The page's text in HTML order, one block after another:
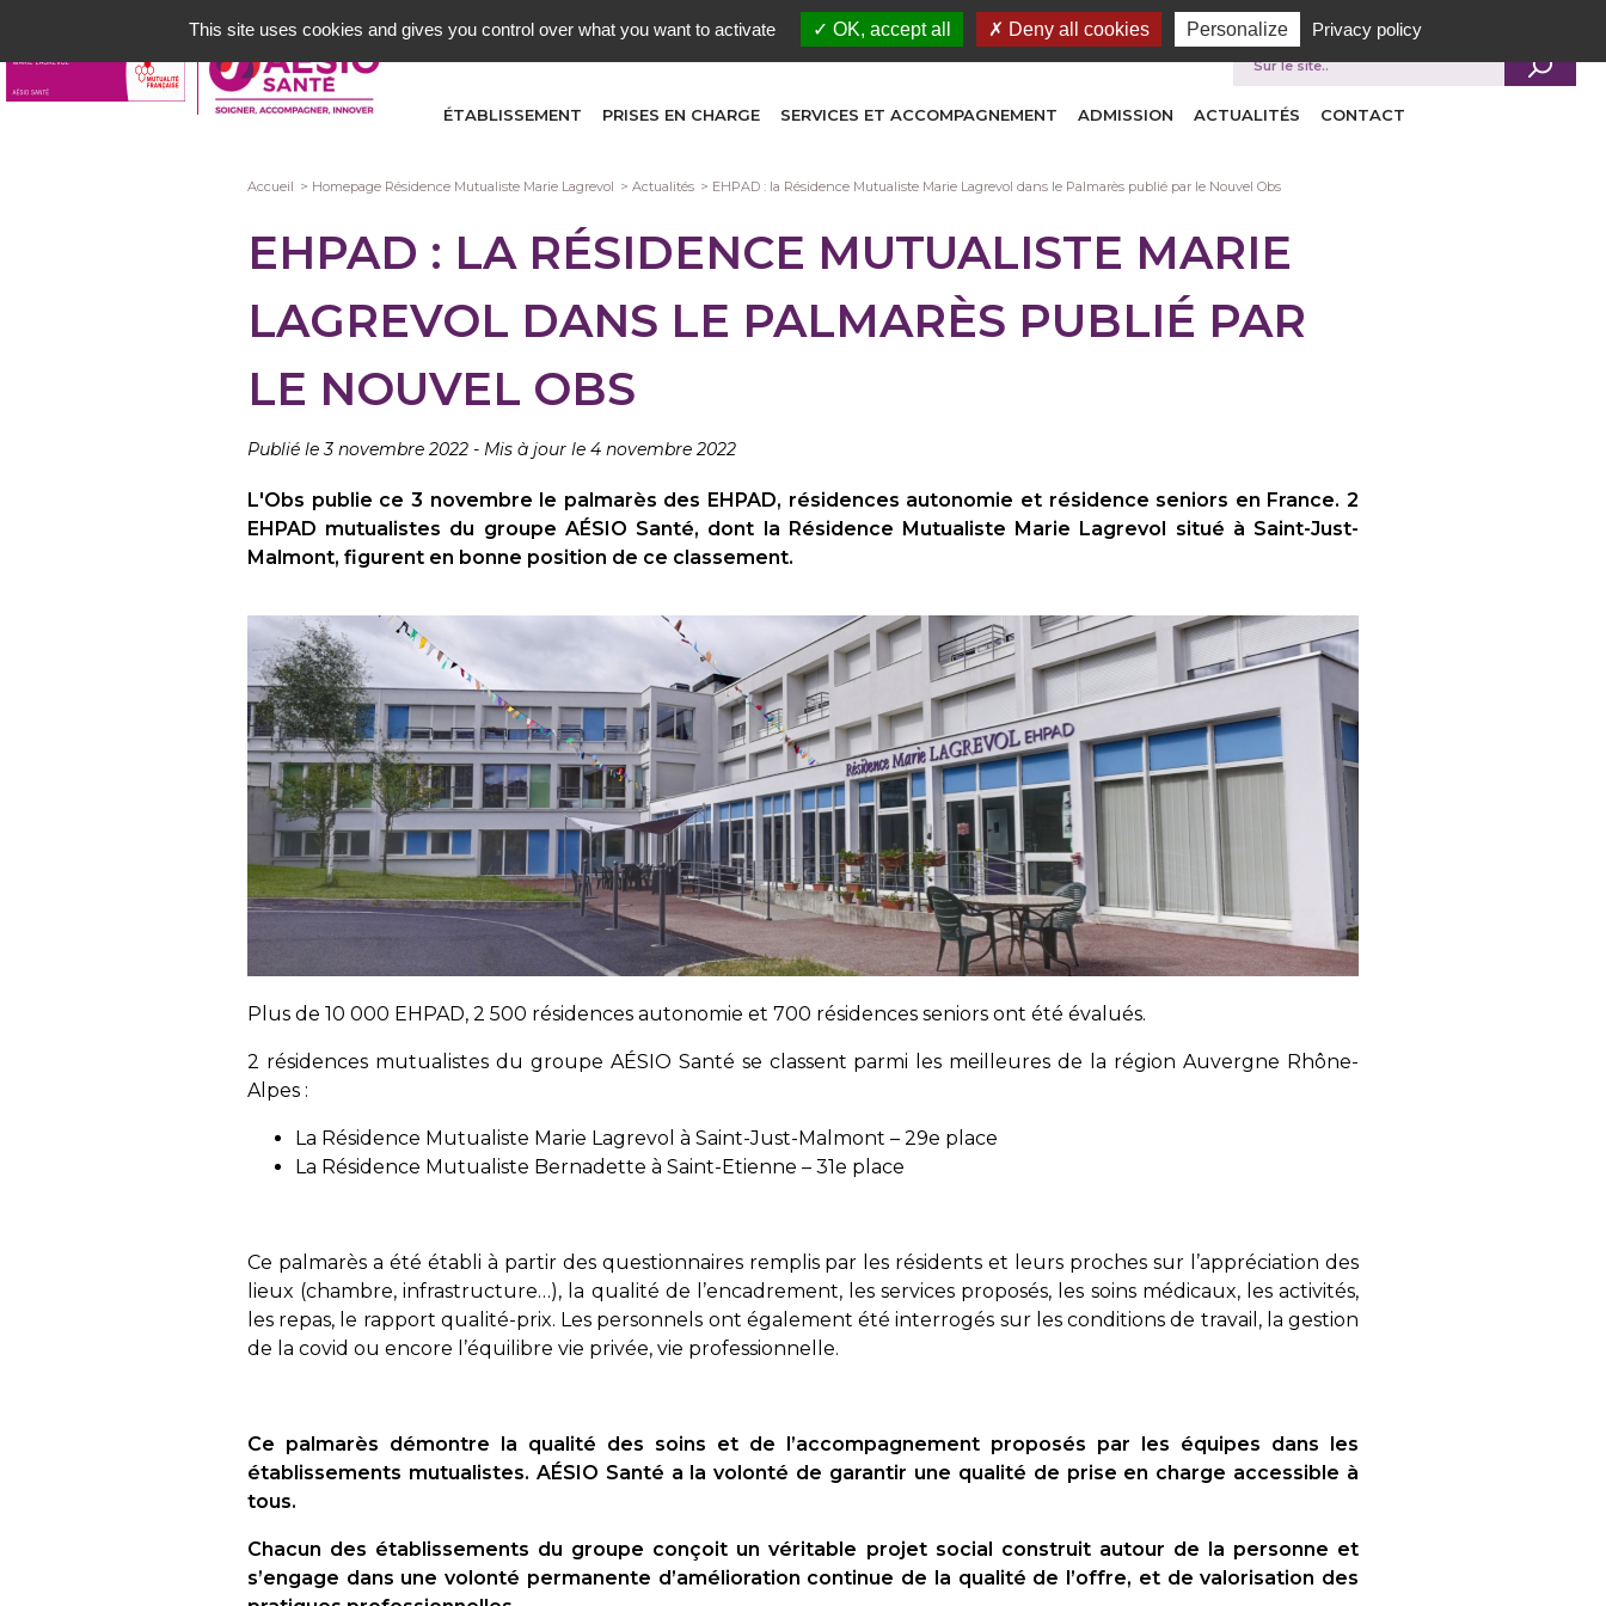
contenu
principal
ÉTABLISSEMENT PRISES EN CHARGE SERVICES ET ACCOMPAGNEMENT ADMISSION ACTUALITÉS CONTACT
Je recherche
Fil
d'Ariane
Accueil Homepage Résidence Mutualiste Marie Lagrevol Actualités EHPAD : la Résidence Mutualiste Marie Lagrevol dans le Palmarès publié par le Nouvel Obs
EHPAD : LA RÉSIDENCE MUTUALISTE MARIE
LAGREVOL DANS LE PALMARÈS PUBLIÉ PAR
LE NOUVEL OBS
Publié le 3 novembre 2022 - Mis à jour le 4 novembre 2022
L'Obs publie ce 3 novembre le palmarès des EHPAD, résidences autonomie et résidence seniors en France. 2
EHPAD mutualistes du groupe AÉSIO Santé, dont la Résidence Mutualiste Marie Lagrevol situé à Saint-Just-
Malmont, figurent en bonne position de ce classement.
Plus de 10 000 EHPAD, 2 500 résidences autonomie et 700 résidences seniors ont été évalués.
2 résidences mutualistes du groupe AÉSIO Santé se classent parmi les meilleures de la région Auvergne Rhône-
Alpes :
La Résidence Mutualiste Marie Lagrevol à Saint-Just-Malmont – 29e place
La Résidence Mutualiste Bernadette à Saint-Etienne – 31e place
Ce palmarès a été établi à partir des questionnaires remplis par les résidents et leurs proches sur l’appréciation des
lieux (chambre, infrastructure…), la qualité de l’encadrement, les services proposés, les soins médicaux, les activités,
les repas, le rapport qualité-prix. Les personnels ont également été interrogés sur les conditions de travail, la gestion
de la covid ou encore l’équilibre vie privée, vie professionnelle.
Ce palmarès démontre la qualité des soins et de l’accompagnement proposés par les équipes dans les
établissements mutualistes. AÉSIO Santé a la volonté de garantir une qualité de prise en charge accessible à
tous.
Chacun des établissements du groupe conçoit un véritable projet social construit autour de la personne et
s’engage dans une volonté permanente d’amélioration continue de la qualité de l’offre, et de valorisation des
This site uses cookies and gives you control over what you want to activate OK, accept all Deny all cookies Personalize Privacy policy